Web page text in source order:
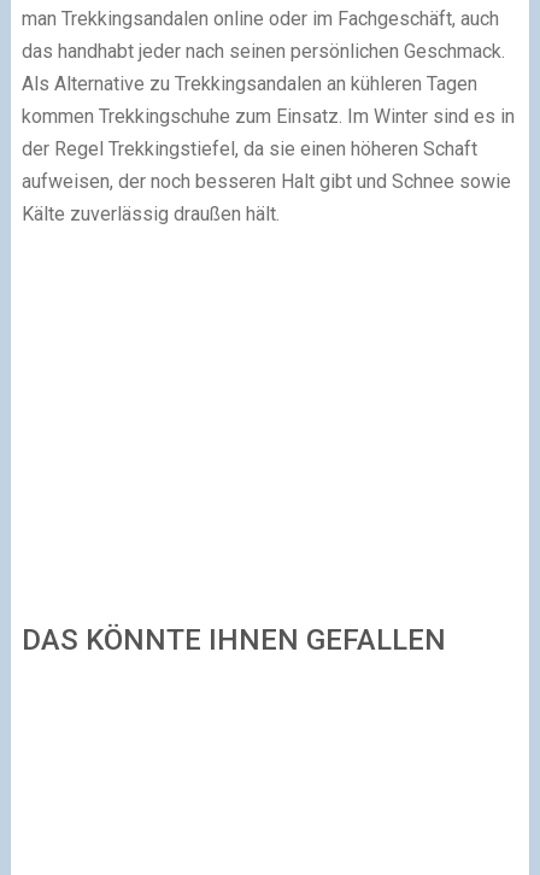
man Trekkingsandalen online oder im Fachgeschäft, auch
das handhabt jeder nach seinen persönlichen Geschmack.
Als Alternative zu Trekkingsandalen an kühleren Tagen
kommen Trekkingschuhe zum Einsatz. Im Winter sind es in
der Regel Trekkingstiefel, da sie einen höheren Schaft
aufweisen, der noch besseren Halt gibt und Schnee sowie
Kälte zuverlässig draußen hält.
DAS KÖNNTE IHNEN GEFALLEN